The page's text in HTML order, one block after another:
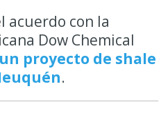
acuerdo con la
Dow Chemical
un proyecto de shale
.